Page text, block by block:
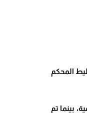
المحكم
بينما تم